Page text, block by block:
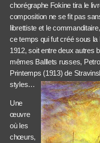
chorégraphe Fokine tira le
composition ne se fit pas
librettiste et le
ce temps qui fut créé sous
1912, soit entre deux autres
mêmes Balllets russes,
Printemps (1913) de
styles…
Une
œuvre
où les
chœurs,